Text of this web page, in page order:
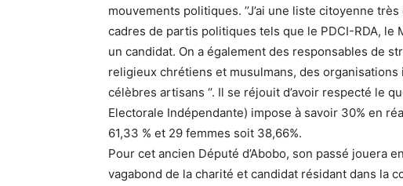
mouvements politiques. ’’J’ai une liste citoyenne
cadres de partis politiques tels que le PDCI-RDA, le
un candidat. On a également des responsables de
religieux chrétiens et musulmans, des
célèbres artisans ‘’. Il se réjouit d’avoir respecté le
Electorale Indépendante) impose à savoir 30% en
61,33 % et 29 femmes soit 38,66%.
Pour cet ancien Député d’Abobo, son passé jouera
vagabond de la charité et candidat résidant dans la